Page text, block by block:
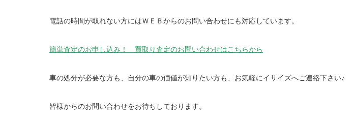
電話の時間が取れない方にはＷＥＢからのお問い合わせにも対応しています。
簡単査定のお申し込み！ 買取り査定のお問い合わせはこちらから
車の処分が必要な方も、自分の車の価値が知りたい方も、お気軽にイサイズへご連絡下さい♪
皆様からのお問い合わせをお待ちしております。